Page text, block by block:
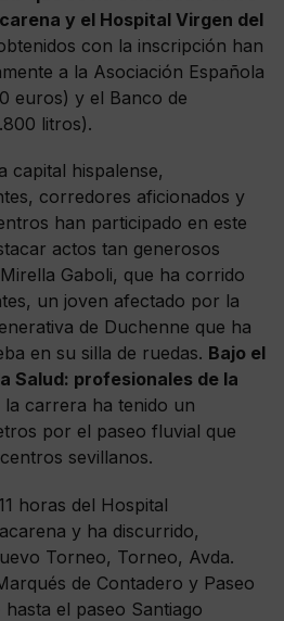
y el Hospital Virgen del
con la inscripción han
a la Asociación Española
euros) y el Banco de
litros).
capital hispalense,
corredores aficionados y
han participado en este
actos tan generosos
Gaboli, que ha corrido
un joven afectado por la
de Duchenne que ha
en su silla de ruedas. Bajo el
Salud: profesionales de la
la carrera ha tenido un
por el paseo fluvial que
sevillanos.
horas del Hospital
y ha discurrido,
Torneo, Torneo, Avda.
de Contadero y Paseo
el paseo Santiago